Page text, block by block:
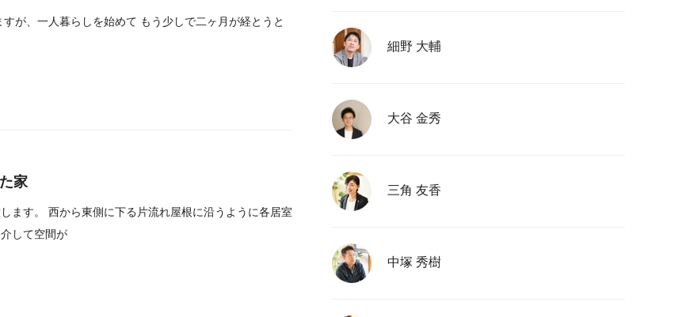
が、一人暮らしを始めて もう少しで二ヶ月が経とうと
家
ます。 西から東側に下る片流れ屋根に沿うように各居室
して空間が
細野 大輔
大谷 金秀
三角 友香
中塚 秀樹